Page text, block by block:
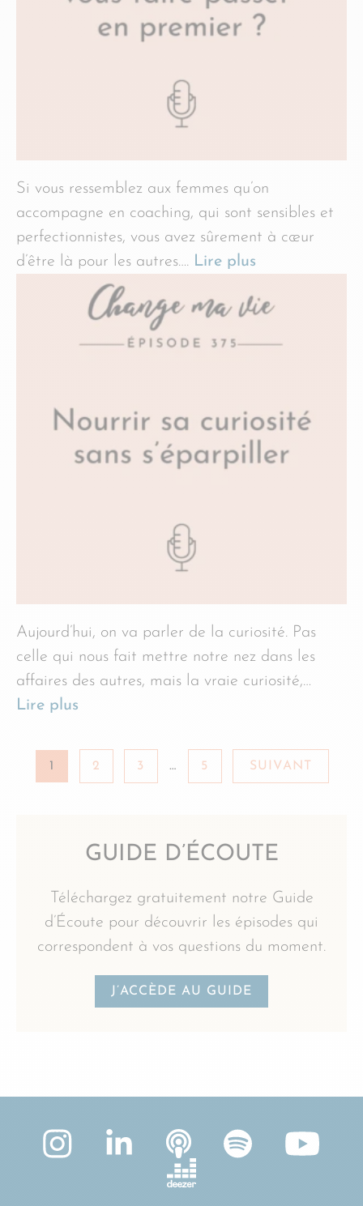
Si vous ressemblez aux femmes qu’on
accompagne en coaching, qui sont sensibles et
perfectionnistes, vous avez sûrement à cœur
d’être là pour les autres…. Lire plus
Aujourd’hui, on va parler de la curiosité. Pas
celle qui nous fait mettre notre nez dans les
affaires des autres, mais la vraie curiosité,…
Lire plus
1 2 3 … 5 SUIVANT
GUIDE D’ÉCOUTE
Téléchargez gratuitement notre Guide
d’Écoute pour découvrir les épisodes qui
correspondent à vos questions du moment.
J’ACCÈDE AU GUIDE